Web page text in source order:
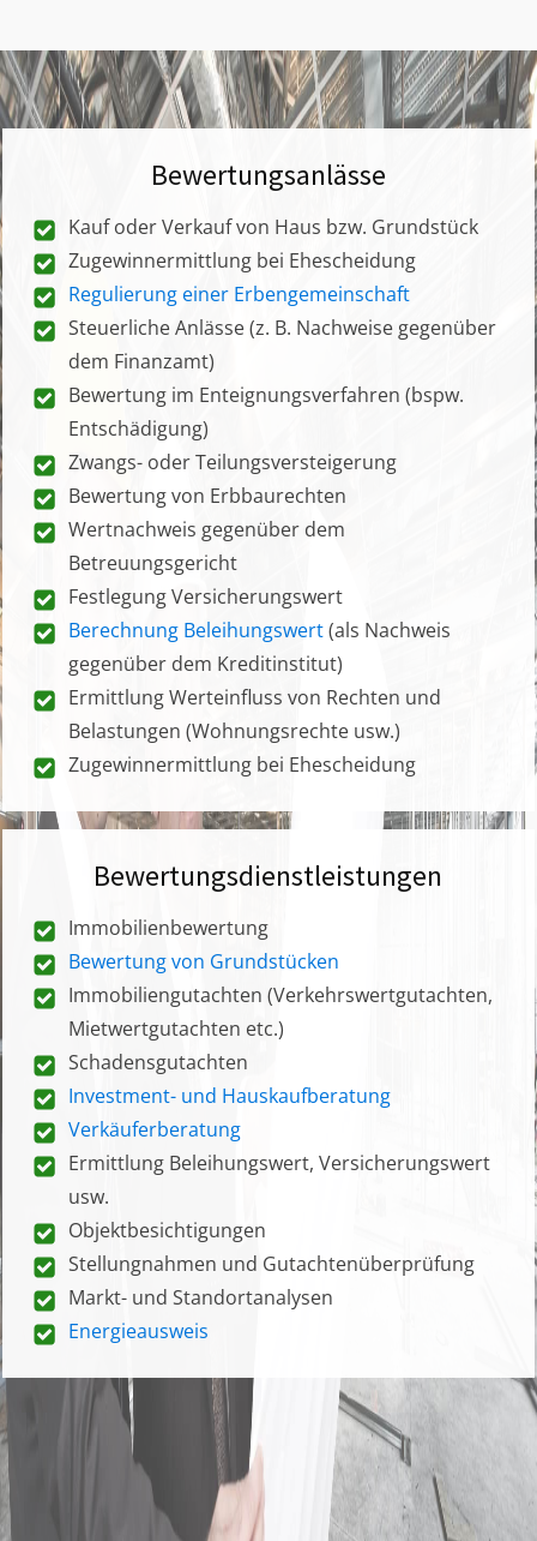
Bewertungsanlässe
Kauf oder Verkauf von Haus bzw. Grundstück
Zugewinnermittlung bei Ehescheidung
Regulierung einer Erbengemeinschaft
Steuerliche Anlässe (z. B. Nachweise gegenüber
dem Finanzamt)
Bewertung im Enteignungsverfahren (bspw.
Entschädigung)
Zwangs- oder Teilungsversteigerung
Bewertung von Erbbaurechten
Wertnachweis gegenüber dem
Betreuungsgericht
Festlegung Versicherungswert
Berechnung Beleihungswert(als Nachweis
gegenüber dem Kreditinstitut)
Ermittlung Werteinfluss von Rechten und
Belastungen (Wohnungsrechte usw.)
Zugewinnermittlung bei Ehescheidung
Bewertungsdienstleistungen
Immobilienbewertung
Bewertung von Grundstücken
Immobiliengutachten (Verkehrswertgutachten,
Mietwertgutachten etc.)
Schadensgutachten
Investment- und Hauskaufberatung
Verkäuferberatung
Ermittlung Beleihungswert, Versicherungswert
usw.
Objektbesichtigungen
Stellungnahmen und Gutachtenüberprüfung
Markt- und Standortanalysen
Energieausweis